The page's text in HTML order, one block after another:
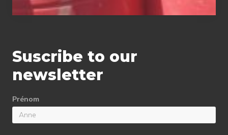
Suscribe to our
newsletter
Prénom